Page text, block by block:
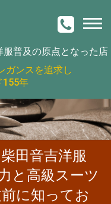
服普及の原点となった店
ガンスを追求し
155年
田音吉洋服
と高級スーツ
に知ってお